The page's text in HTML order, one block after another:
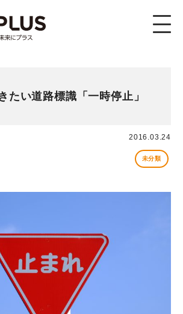
メンバー
たい道路標識「一時停止」
2016.03.24
未分類